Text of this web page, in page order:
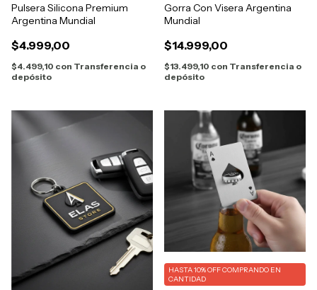
Pulsera Silicona Premium
Argentina Mundial
$4.999,00
$4.499,10 con Transferencia o
depósito
Gorra Con Visera Argentina
Mundial
$14.999,00
$13.499,10 con Transferencia o
depósito
HASTA 10% OFFCOMPRANDO EN
CANTIDAD